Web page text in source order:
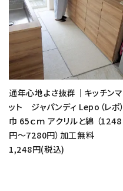
通年心地よさ抜群｜キッチンマ
ット ジャパンディ Lepo（レポ）
巾 65ｃｍ アクリルと綿 （1248
円～7280円）加工無料
1,248円(税込)